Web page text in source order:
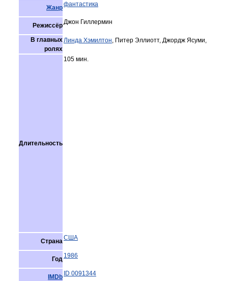
Жанрфантастика
РежиссёрДжон Гиллермин
В главных
ролях
Линда Хэмилтон, Питер Эллиотт, Джордж Ясуми,
Длительность
105 мин.
СтранаСША
Год 1986
IMDb ID 0091344